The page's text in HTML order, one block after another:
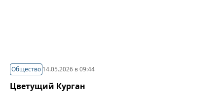
Общество 14.05.2026 в 09:44
Цветущий Курган